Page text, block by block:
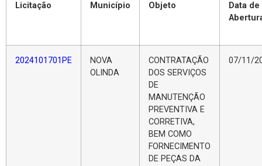
Licitação Município Objeto
Data de
2024101701PE
NOVA
OLINDA
CONTRATAÇÃO
DOS SERVIÇOS
DE
MANUTENÇÃO
PREVENTIVA E
CORRETIVA,
BEM COMO
FORNECIMENTO
DE PEÇAS DA
07/11/